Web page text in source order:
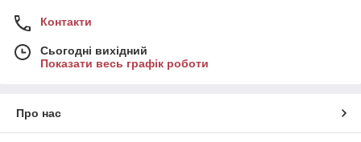
Контакти
Сьогодні вихідний
Показати весь графік роботи
Про нас